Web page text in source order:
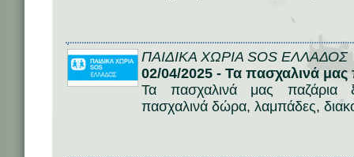
ΠΑΙΔΙΚΑ ΧΩΡΙΑ SOS ΕΛΛΑΔΟΣ
02/04/2025 - Τα πασχαλινά μας
Τα πασχαλινά μας παζάρια
πασχαλινά δώρα, λαμπάδες,